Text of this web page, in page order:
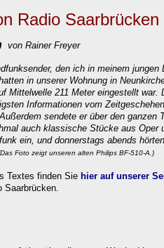
Radio Saarbrücken
von Rainer Freyer
den ich in meinem jungen
in unserer Wohnung in
Mittelwelle 211 Meter eingestellt war.
Informationen vom
sendete er über den ganzen
auch klassische Stücke aus Oper
ein, und donnerstags abends
Foto zeigt unseren alten Philips BF-510-A.)
Textes finden Sie hier auf unserer
Saarbrücken.